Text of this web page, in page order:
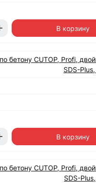
В корзину
бетону CUTOP, Profi,
SDS-
В корзину
бетону CUTOP, Profi,
SDS-